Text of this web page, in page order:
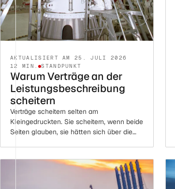
AKTUALISIERT AM 25. JULI 2026
12 MIN. STANDPUNKT
Warum Verträge an der
Leistungsbeschreibung
scheitern
Verträge scheitern selten am
Kleingedruckten. Sie scheitern, wenn beide
Seiten glauben, sie hätten sich über die
Disziplinen fällt und wie sie gelingt.